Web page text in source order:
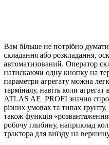
Вам більше не потрібно
складання або розкладання,
автоматизований. Оператор
натискаючи одну кнопку на
параметри агрегату можна
терміналу, навіть коли
ATLAS AE_PROFI значно
різних умовах та типах
також функція
робочу глибину, наприклад
трактора для виїзду на